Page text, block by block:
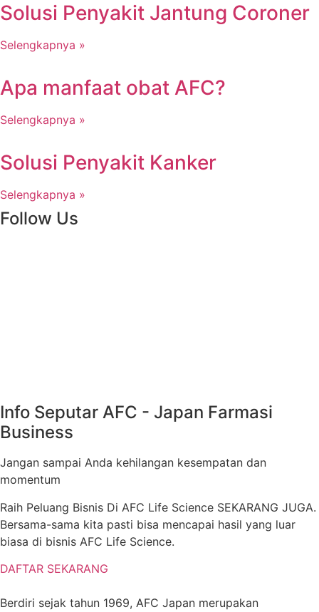
Solusi Penyakit Jantung Coroner
Selengkapnya »
Apa manfaat obat AFC?
Selengkapnya »
Solusi Penyakit Kanker
Selengkapnya »
Follow Us
Info Seputar AFC - Japan Farmasi
Business
Jangan sampai Anda kehilangan kesempatan dan
momentum
Raih Peluang Bisnis Di AFC Life Science SEKARANG JUGA.
Bersama-sama kita pasti bisa mencapai hasil yang luar
biasa di bisnis AFC Life Science.
DAFTAR SEKARANG
Berdiri sejak tahun 1969, AFC Japan merupakan